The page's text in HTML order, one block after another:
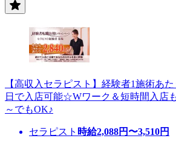
【高収入セラピスト】経験者1施術あ
日で入店可能☆Wワーク＆短時間入店
～でもOK♪
セラピスト 時給2,088円〜3,510円